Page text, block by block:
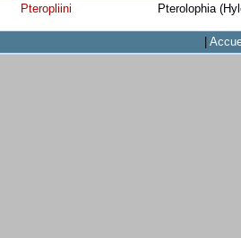
Pteropliini Pterolophia